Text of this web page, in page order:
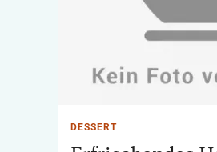
DESSERT